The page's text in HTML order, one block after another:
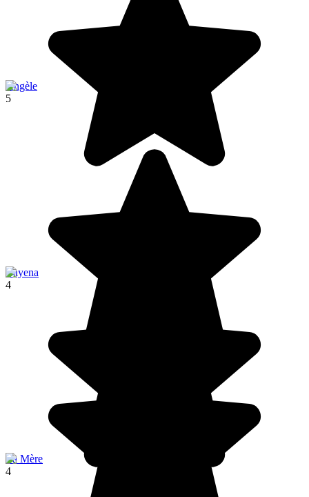
Angèle
5
Cayena
4
La Mère
4